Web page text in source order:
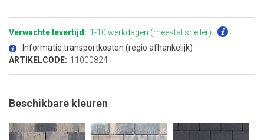
naar
begin
de
afbeeldingen-
Verwachte levertijd: 1-10 werkdagen (meestal sneller)
Informatie transportkosten (regio afhankelijk)
ARTIKELCODE: 11000824
Beschikbare kleuren